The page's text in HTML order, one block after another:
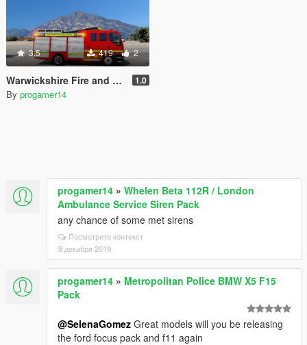
3.5 419 2
Warwickshire Fire and Rescue Engine 1.0
By progamer14
progamer14 » Whelen Beta 112R / London
Ambulance Service Siren Pack
any chance of some met sirens
Посмотрите контекст
9 декабря 2019
progamer14 » Metropolitan Police BMW X5 F15
Pack
@SelenaGomez Great models will you be releasing
the ford focus pack and f11 again